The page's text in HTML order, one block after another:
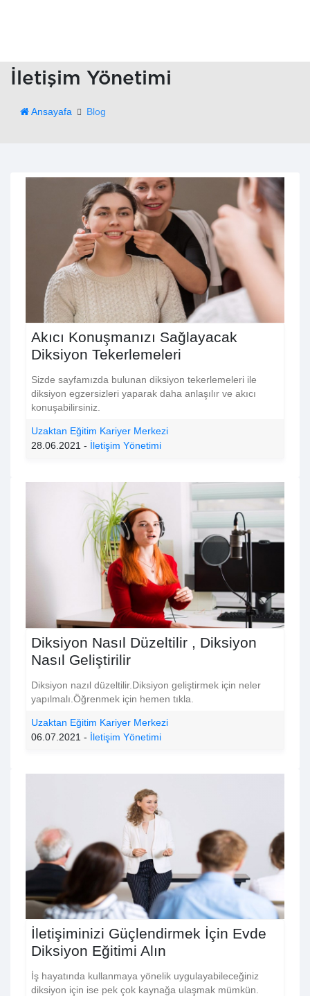
İletişim Yönetimi
Ansayafa Blog
Akıcı Konuşmanızı Sağlayacak
Diksiyon Tekerlemeleri
Sizde sayfamızda bulunan diksiyon tekerlemeleri ile
diksiyon egzersizleri yaparak daha anlaşılır ve akıcı
konuşabilirsiniz.
Uzaktan Eğitim Kariyer Merkezi
28.06.2021 - İletişim Yönetimi
Diksiyon Nasıl Düzeltilir , Diksiyon
Nasıl Geliştirilir
Diksiyon nazıl düzeltilir.Diksiyon geliştirmek için neler
yapılmalı.Öğrenmek için hemen tıkla.
Uzaktan Eğitim Kariyer Merkezi
06.07.2021 - İletişim Yönetimi
İletişiminizi Güçlendirmek İçin Evde
Diksiyon Eğitimi Alın
İş hayatında kullanmaya yönelik uygulayabileceğiniz
diksiyon için ise pek çok kaynağa ulaşmak mümkün.